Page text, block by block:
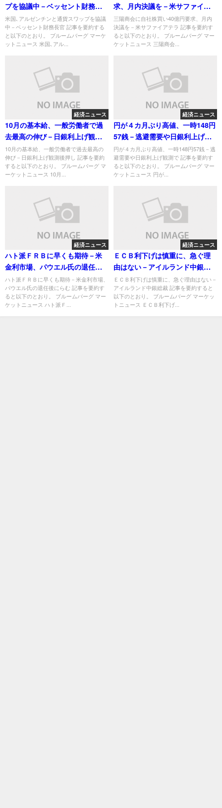
プを協議中－ベッセント財務長
官
米国､アルゼンチンと通貨スワップを協議
中－ベッセント財務長官 記事を要約する
と以下のとおり。 ブルームバーグ マーケ
ットニュース 米国､アル...
求、月内決議を－米サファイア
テラ
三陽商会に自社株買い40億円要求、月内
決議を－米サファイアテラ 記事を要約す
ると以下のとおり。 ブルームバーグ マー
ケットニュース 三陽商会...
経済ニュース
10月の基本給、一般労働者で過
去最高の伸び－日銀利上げ観測
後押し
10月の基本給、一般労働者で過去最高の
伸び－日銀利上げ観測後押し 記事を要約
すると以下のとおり。 ブルームバーグ マ
ーケットニュース 10月...
経済ニュース
円が４カ月ぶり高値、一時148円
57銭－逃避需要や日銀利上げ観
測で
円が４カ月ぶり高値、一時148円57銭－逃
避需要や日銀利上げ観測で 記事を要約す
ると以下のとおり。 ブルームバーグ マー
ケットニュース 円が...
経済ニュース
ハト派ＦＲＢに早くも期待－米
金利市場、パウエル氏の退任後
にらむ
ハト派ＦＲＢに早くも期待－米金利市場、
パウエル氏の退任後にらむ 記事を要約す
ると以下のとおり。 ブルームバーグ マー
ケットニュース ハト派Ｆ...
経済ニュース
ＥＣＢ利下げは慎重に、急ぐ理
由はない－アイルランド中銀総
裁
ＥＣＢ利下げは慎重に、急ぐ理由はない－
アイルランド中銀総裁 記事を要約すると
以下のとおり。 ブルームバーグ マーケッ
トニュース ＥＣＢ利下げ...